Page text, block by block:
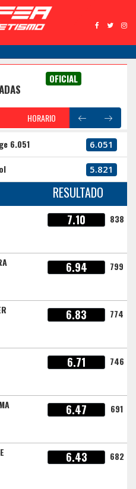
OFICIAL
HORARIO
6.051 6.051
5.821
RESULTADO
7.10 838
6.94 799
6.83 774
6.71 746
6.47 691
6.43 682